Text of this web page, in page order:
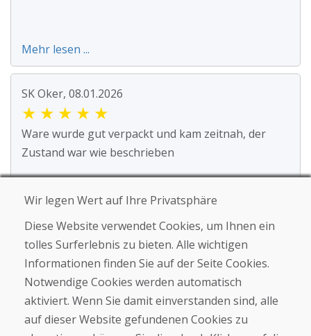
Mehr lesen ...
SK Oker, 08.01.2026
★ ★ ★ ★ ★
Ware wurde gut verpackt und kam zeitnah, der
Zustand war wie beschrieben
★★★★★
Wir haben ein paar gebrauchte Ski bestellt und
innerhalb von 4 Werktagen erhalten. Sie Ski sind
Wir legen Wert auf Ihre Privatsphäre
Diese Website verwendet Cookies, um Ihnen ein
tolles Surferlebnis zu bieten. Alle wichtigen
Informationen finden Sie auf der Seite Cookies.
Notwendige Cookies werden automatisch
aktiviert. Wenn Sie damit einverstanden sind, alle
auf dieser Website gefundenen Cookies zu